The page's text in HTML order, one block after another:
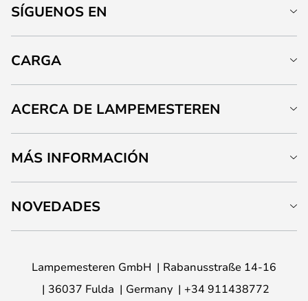
SÍGUENOS EN
CARGA
ACERCA DE LAMPEMESTEREN
MÁS INFORMACIÓN
NOVEDADES
Lampemesteren GmbH
Rabanusstraße 14-16
36037 Fulda
Germany +34 911438772